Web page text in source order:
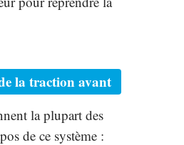
la traction avant
la plupart des
de ce système :